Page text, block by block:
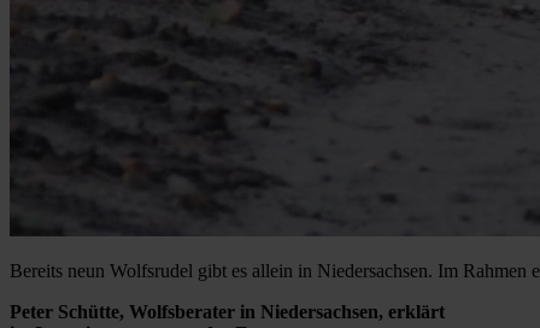
Bereits neun Wolfsrudel gibt es allein in Niedersachsen. Im
Peter Schütte, Wolfsberater in Niedersachsen, erklärt